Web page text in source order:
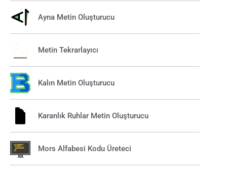
Ayna Metin Oluşturucu
Metin Tekrarlayıcı
Kalın Metin Oluşturucu
Karanlık Ruhlar Metin Oluşturucu
Mors Alfabesi Kodu Üreteci